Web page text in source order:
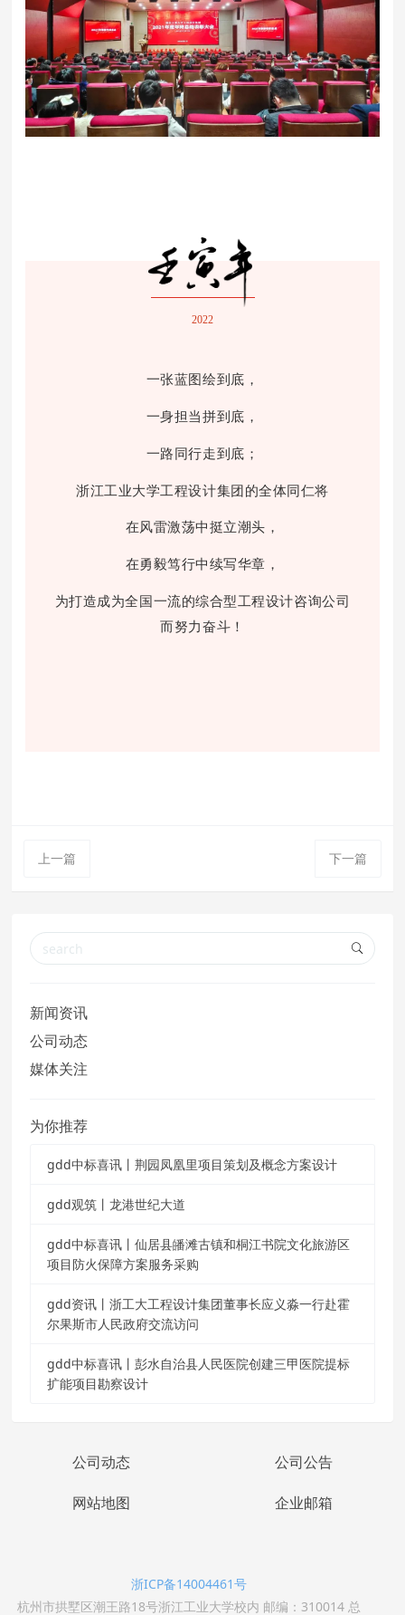
2022
一张蓝图绘到底，
一身担当拼到底，
一路同行走到底；
浙江工业大学工程设计集团的全体同仁将
在风雷激荡中挺立潮头，
在勇毅笃行中续写华章，
为打造成为全国一流的综合型工程设计咨询公司
而努力奋斗！
上一篇 下一篇
新闻资讯
公司动态
媒体关注
为你推荐
gdd中标喜讯丨荆园凤凰里项目策划及概念方案设计
gdd观筑丨龙港世纪大道
gdd中标喜讯丨仙居县皤滩古镇和桐江书院文化旅游区
项目防火保障方案服务采购
gdd资讯丨浙工大工程设计集团董事长应义淼一行赴霍
尔果斯市人民政府交流访问
gdd中标喜讯丨彭水自治县人民医院创建三甲医院提标
扩能项目勘察设计
公司动态 公司公告
网站地图 企业邮箱
浙ICP备14004461号
杭州市拱墅区潮王路18号浙江工业大学校内 邮编：310014 总